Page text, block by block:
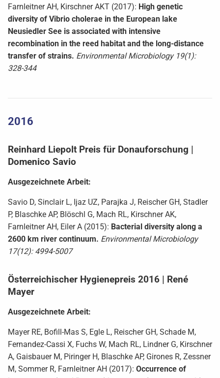
Farnleitner AH, Kirschner AKT (2017): High genetic
diversity of Vibrio cholerae in the European lake
Neusiedler See is associated with intensive
recombination in the reed habitat and the long-distance
transfer of strains. Environmental Microbiology 19(1):
328-344
2016
Reinhard Liepolt Preis für Donauforschung |
Domenico Savio
Ausgezeichnete Arbeit:
Savio D, Sinclair L, Ijaz UZ, Parajka J, Reischer GH, Stadler
P, Blaschke AP, Blöschl G, Mach RL, Kirschner AK,
Farnleitner AH, Eiler A (2015): Bacterial diversity along a
2600 km river continuum. Environmental Microbiology
17(12): 4994-5007
Österreichischer Hygienepreis 2016 | René
Mayer
Ausgezeichnete Arbeit:
Mayer RE, Bofill-Mas S, Egle L, Reischer GH, Schade M,
Fernandez-Cassi X, Fuchs W, Mach RL, Lindner G, Kirschner
A, Gaisbauer M, Piringer H, Blaschke AP, Girones R, Zessner
M, Sommer R, Farnleitner AH (2017): Occurrence of